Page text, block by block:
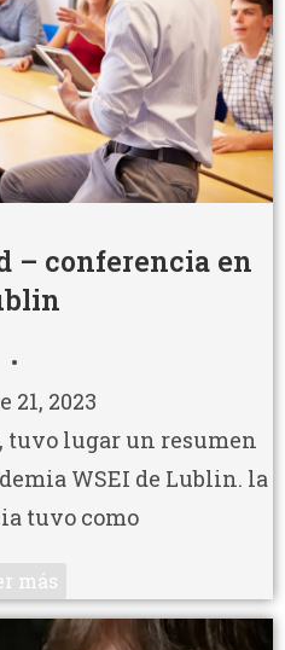
– conferencia en
•
21, 2023
tuvo lugar un resumen
WSEI de Lublin. la
tuvo como
más